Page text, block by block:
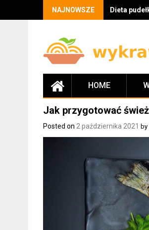
NAJNOWSZE Dieta
HOME
Jak przygotować
Posted on 2 października 2021 by